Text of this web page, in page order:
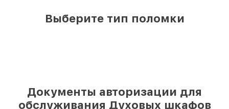
Выберите тип поломки
Документы авторизации для
обслуживания Духовых шкафов